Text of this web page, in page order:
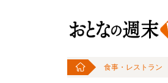
食事・レストラン